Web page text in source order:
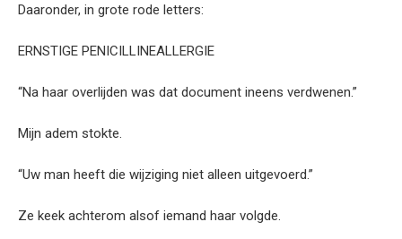
Daaronder, in grote rode letters:
ERNSTIGE PENICILLINEALLERGIE
“Na haar overlijden was dat document ineens verdwenen.”
Mijn adem stokte.
“Uw man heeft die wijziging niet alleen uitgevoerd.”
Ze keek achterom alsof iemand haar volgde.